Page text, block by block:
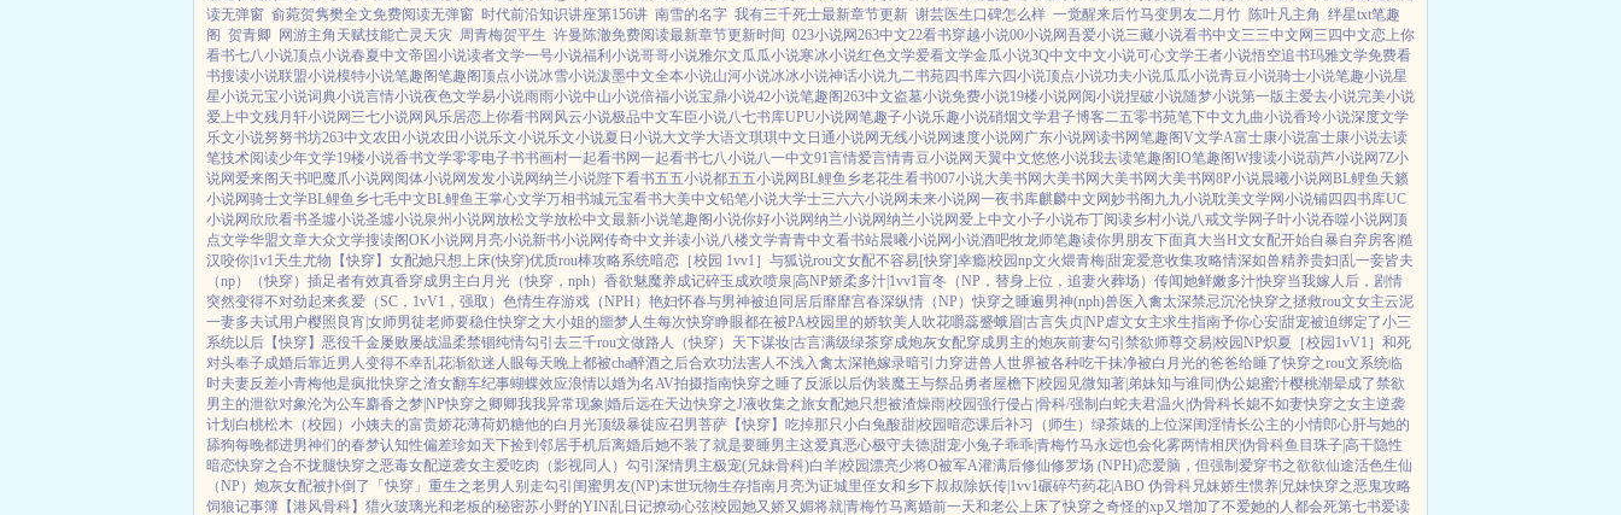
读无弹窗 俞菀贺隽樊全文免费阅读无弹窗 时代前沿知识讲座第156讲 南雪的名字 我有三千死士最新章节更新 谢芸医生口碑怎么样 一觉醒来后竹马变男友二月竹 陈叶凡主角 绊星txt笔趣
阁 贺青卿 网游主角天赋技能亡灵天灾 周青梅贺平生 许曼陈澈免费阅读最新章节更新时间 023小说网263中文22看书穿越小说00小说网吾爱小说三藏小说看书中文三三中文网 三四中文恋上你
看书七八小说顶点小说春夏中文帝国小说读者文学一号小说福利小说哥哥小说雅尔文瓜瓜小说寒冰小说红色文学爱看文学金瓜小说3Q中文中文小说可心文学王者小说悟空追书玛雅文学免费看
书搜读小说联盟小说模特小说笔趣阁笔趣阁顶点小说冰雪小说泼墨中文全本小说山河小说冰冰小说神话小说九二书苑四书库六四小说顶点小说功夫小说瓜瓜小说青豆小说骑士小说笔趣小说星
星小说元宝小说词典小说言情小说夜色文学易小说雨雨小说中山小说倍福小说宝鼎小说42小说笔趣阁263中文盗墓小说免费小说19楼小说网阅小说捏破小说随梦小说第一版主爱去小说完美小说
爱上中文残月轩小说网 三七小说网 风乐居恋上你看书网 风云小说极品中文车臣小说八七书库UPU小说网笔趣子小说乐趣小说硝烟文学君子博客二五零书苑笔下中文九曲小说香玲小说深度文学
乐文小说努努书坊263中文农田小说农田小说乐文小说乐文小说夏日小说大文学大语文琪琪中文 日通小说网无线小说网速度小说网 广东小说网读书网笔趣阁V文学A富士康小说富士康小说去读
笔技术阅读少年文学19楼小说香书文学零零电子书书画村一起看书网一起看书七八小说八一中文91言情爱言情青豆小说网 天翼中文悠悠小说我去读笔趣阁IO笔趣阁W搜读小说葫芦小说网7Z小
说网爱来阁 天书吧魔爪小说网 阅体小说网发发小说网纳兰小说陛下看书五五小说都五五小说网BL鲤鱼乡老花生看书007小说大美书网 大美书网 大美书网 大美书网8P小说晨曦小说网BL鲤鱼 天籁
小说网骑士文学BL鲤鱼乡七毛中文BL鲤鱼王掌心文学万相书城元宝看书大美中文铅笔小说大学士三六六小说网未来小说网一夜书库麒麟中文网妙书阁 九九小说耽美文学网小说铺四四书库UC
小说网 欣欣看书圣墟小说圣墟小说泉州小说网放松文学放松中文最新小说笔趣阁小说你好小说网纳兰小说网纳兰小说网爱上中文小子小说布丁阅读乡村小说八戒文学网子叶小说吞噬小说网顶
点文学华盟文章大众文学搜读阁OK小说网 月亮小说新书小说网传奇中文并读小说八楼文学青青中文看书站晨曦小说网小说酒吧牧龙师笔趣读你男朋友下面真大当H文女配开始自暴自弃房客|糙
汉咬你|1v1天生尤物【快穿】 女配她只想上床(快穿)优质rou棒攻略系统暗恋［校园 1vv1］ 与狐说rou文女配不容易[快穿]幸瘾|校园np文火煨青梅|甜宠爱意收集攻略情深如兽精养贵妇|乱一妾皆夫
（np）
（快穿）插足者有效真香穿成男主白月光（快穿，nph） 香欲魅魔养成记碎玉成欢喷泉|高NP娇柔多汁|1vv1盲冬（NP，替身上位，追妻火葬场） 传闻她鲜嫩多汁|快穿当我嫁人后，剧情
突然变得不对劲起来炙爱（SC，1vV1，强取） 色情生存游戏（NPH） 艳妇怀春与男神被迫同居后靡靡宫春深纵情（NP）快穿之睡遍男神(nph)兽医 入禽太深禁忌沉沦快穿之拯救rou文女主云泥
一妻多夫试用户樱照良宵|女师男徒老师要稳住快穿之大小姐的噩梦人生每次快穿睁眼都在被PA校园里的娇软美人 吹花嚼蕊蹙蛾眉|古言失贞|NP虐文女主求生指南予你心安|甜宠被迫绑定了小三
系统以后【快穿】 恶役千金屡败屡战温柔禁锢纯情勾引 去三千rou文做路人（快穿） 天下谋妆|古言满级绿茶穿成炮灰女配穿成男主的炮灰前妻勾引禁欲师尊交易|校园NP炽夏［校园1vV1］ 和死
对头奉子成婚后靠近男人变得不幸乱花渐欲迷人眼每天晚上都被cha醉酒之后合欢功法害人不浅入禽太深艳嫁录暗引力穿进兽人世界被各种吃干抹净被白月光的爸爸给睡了快穿之rou文系统临
时夫妻反差小青梅他是疯批快穿之渣女翻车纪事蝴蝶效应浪情以婚为名AV拍摄指南快穿之睡了反派以后伪装魔王与祭品勇者屋檐下|校园 见微知著|弟妹知与谁同|伪公媳蜜汁樱桃潮晕成了禁欲
男主的泄欲对象沦为公车麝香之梦|NP快穿之卿卿我我异常现象|婚后远在天边快穿之J液收集之旅女配她只想被渣燥雨|校园强行侵占|骨科/强制 白蛇夫君温火|伪骨科长媳不如妻快穿之女主逆袭
计划 白桃松木（校园） 小姨夫的富贵娇花薄荷奶糖他的白月光顶级暴徒应召男菩萨 【快穿】吃掉那只小白兔酸甜|校园暗恋课后补习（师生） 绿茶婊的上位深闺淫情长公主的小情郎心肝与她的
舔狗每晚都进男神们的春梦认知性偏差珍如天下捡到邻居手机后离婚后她不装了就是要睡男主这爱真恶心极守夫德|甜宠小兔子乖乖|青梅竹马永远也会化雾两情相厌|伪骨科鱼目珠子|高干隐性
暗恋快穿之合不拢腿快穿之恶毒女配逆袭女主爱吃肉 （影视同人）勾引深情男主极宠(兄妹骨科)白羊|校园漂亮少将O被军A灌满后修仙修罗场 (NPH)恋爱脑，但强制爱穿书之欲欲仙途活色生仙
（NP） 炮灰女配被扑倒了「快穿」 重生之老男人别走勾引闺蜜男友(NP)末世玩物生存指南月亮为证城里侄女和乡下叔叔除妖传|1vv1碾碎芍药花|ABO 伪骨科兄妹娇生惯养|兄妹快穿之恶鬼攻略
饲狼记事簿 【港风骨科】猎火玻璃光和老板的秘密苏小野的YIN乱日记撩动心弦|校园她又娇又媚将就|青梅竹马离婚前一天和老公上床了快穿之奇怪的xp又增加了不爱她的人都会死第七书爱读